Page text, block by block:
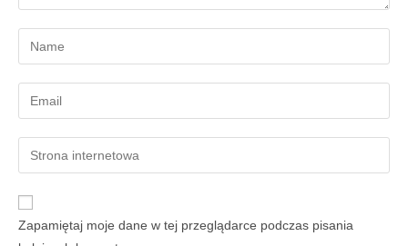
Zapamiętaj moje dane w tej przeglądarce podczas pisania